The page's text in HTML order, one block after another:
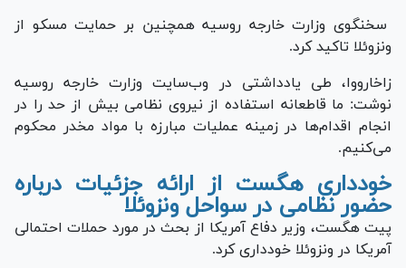
سخنگوی وزارت خارجه روسیه همچنین بر حمایت مسکو از
ونزوئلا تاکید کرد.
زاخارووا، طی یادداشتی در وب‌سایت وزارت خارجه روسیه
نوشت: ما قاطعانه استفاده از نیروی نظامی بیش از حد را در
انجام اقدام‌ها در زمینه عملیات مبارزه با مواد مخدر محکوم
می‌کنیم.
خودداری هگست از ارائه جزئیات درباره
حضور نظامی در سواحل ونزوئلا
پیت هگست، وزیر دفاع آمریکا از بحث در مورد حملات احتمالی
آمریکا در ونزوئلا خودداری کرد.